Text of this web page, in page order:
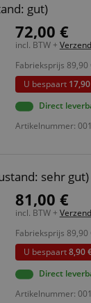
gut)
72,00 €
incl. BTW +
Fabrieksprijs 89,90
U bespaart
Direct
Artikelnummer:
sehr gut)
81,00 €
incl. BTW +
Fabrieksprijs 89,90
U bespaart8,90
Direct
Artikelnummer: